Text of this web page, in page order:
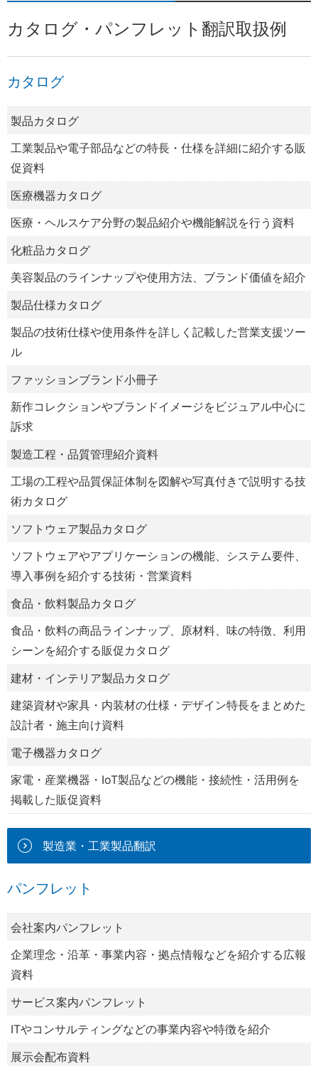
カタログ・パンフレット翻訳取扱例
カタログ
製品カタログ
工業製品や電子部品などの特長・仕様を詳細に紹介する販
促資料
医療機器カタログ
医療・ヘルスケア分野の製品紹介や機能解説を行う資料
化粧品カタログ
美容製品のラインナップや使用方法、ブランド価値を紹介
製品仕様カタログ
製品の技術仕様や使用条件を詳しく記載した営業支援ツー
ル
ファッションブランド小冊子
新作コレクションやブランドイメージをビジュアル中心に
訴求
製造工程・品質管理紹介資料
工場の工程や品質保証体制を図解や写真付きで説明する技
術カタログ
ソフトウェア製品カタログ
ソフトウェアやアプリケーションの機能、システム要件、
導入事例を紹介する技術・営業資料
食品・飲料製品カタログ
食品・飲料の商品ラインナップ、原材料、味の特徴、利用
シーンを紹介する販促カタログ
建材・インテリア製品カタログ
建築資材や家具・内装材の仕様・デザイン特長をまとめた
設計者・施主向け資料
電子機器カタログ
家電・産業機器・IoT製品などの機能・接続性・活用例を
掲載した販促資料
製造業・工業製品翻訳
パンフレット
会社案内パンフレット
企業理念・沿革・事業内容・拠点情報などを紹介する広報
資料
サービス案内パンフレット
ITやコンサルティングなどの事業内容や特徴を紹介
展示会配布資料